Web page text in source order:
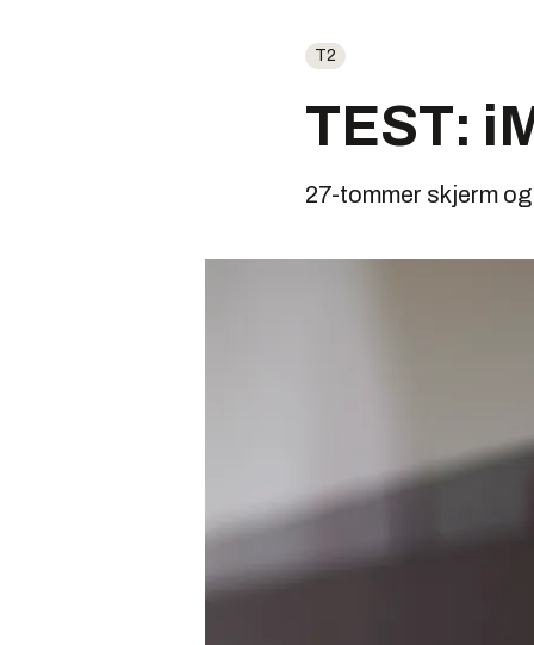
T2
TEST:
27-tommer skjerm